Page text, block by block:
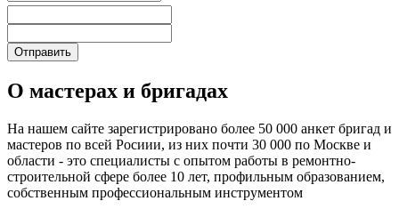
О мастерах и бригадах
На нашем сайте зарегистрировано более 50 000 анкет бригад и
мастеров по всей Росиии, из них почти 30 000 по Москве и
области - это специалисты с опытом работы в ремонтно-
строительной сфере более 10 лет, профильным образованием,
собственным профессиональным инструментом